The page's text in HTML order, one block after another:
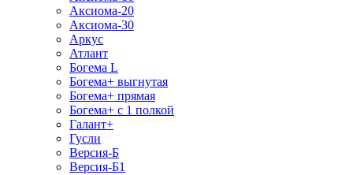
Аксиома-20
Аксиома-30
Аркус
Атлант
Богема L
Богема+ выгнутая
Богема+ прямая
Богема+ с 1 полкой
Галант+
Гусли
Версия-Б
Версия-Б1